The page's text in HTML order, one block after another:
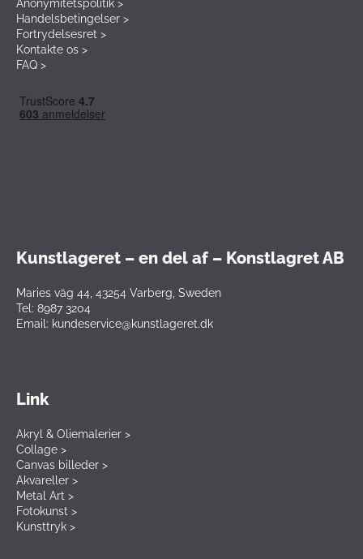
Anonymitetspolitik >
Handelsbetingelser >
Fortrydelsesret >
Kontakte os >
FAQ >
Kunstlageret – en del af – Konstlagret AB
Maries väg 44, 43254 Varberg, Sweden
Tel: 8987 3204
Email: kundeservice@kunstlageret.dk
Link
Akryl & Oliemalerier >
Collage >
Canvas billeder >
Akvareller >
Metal Art >
Fotokunst >
Kunsttryk >